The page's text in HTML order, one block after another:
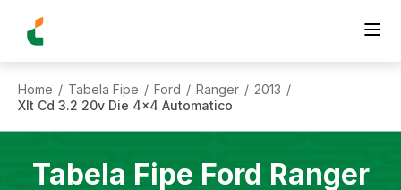
Home / Tabela Fipe / Ford / Ranger / 2013 /
Xlt Cd 3.2 20v Die 4x4 Automatico
Tabela Fipe Ford Ranger